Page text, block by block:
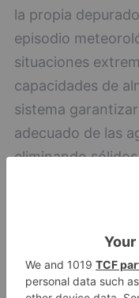
la propia
episodio
situaciones
capacidades de
sistema
adecuado de las
eliminando